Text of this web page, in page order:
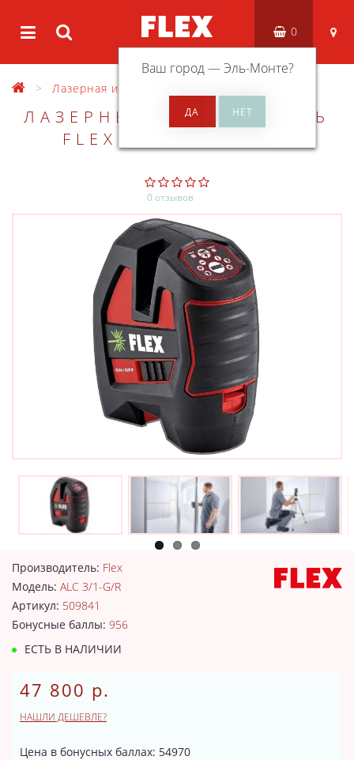
Ваш город —Эль-Монте?
0
Лазерная измерительная техника
ЛАЗЕРНЫЙ ПОСТРОИТЕЛЬ
FLEX ALC 3/1 - G/R
0 отзывов
Производитель: Flex
Модель: ALC 3/1-G/R
Артикул: 509841
Бонусные баллы: 956
ЕСТЬ В НАЛИЧИИ
47 800 р.
НАШЛИ ДЕШЕВЛЕ?
Цена в бонусных баллах: 54970